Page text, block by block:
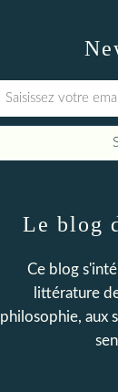
Le blog
Ce blog
littérature
philosophie, aux